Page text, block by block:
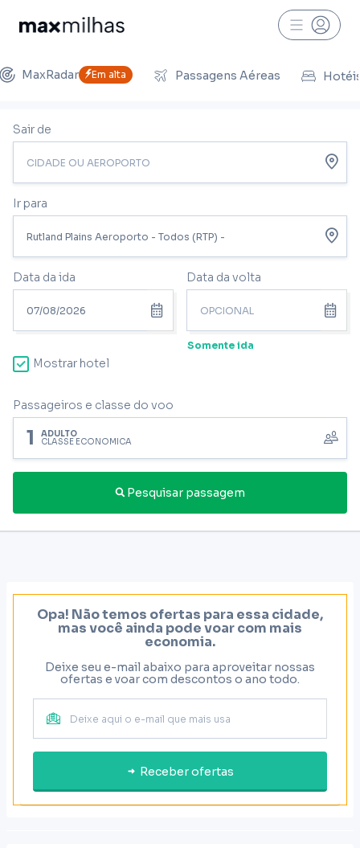
MaxRadar Em alta Passagens Aéreas
Sair de
Ir para
Data da ida Data da volta
Somente ida
Mostrar hotel
Passageiros e classe do voo
1 ADULTO
CLASSE ECONÔMICA
Pesquisar passagem
Opa! Não temos ofertas para essa cidade,
mas você ainda pode voar com mais
economia.
Deixe seu e-mail abaixo para aproveitar nossas
ofertas e voar com descontos o ano todo.
Receber ofertas